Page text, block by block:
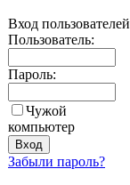
Вход пользователей
Пользователь:
Пароль:
Чужой
компьютер
Забыли пароль?